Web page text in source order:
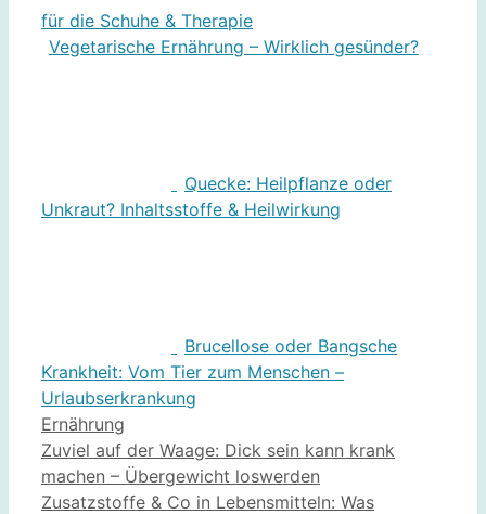
für die Schuhe & Therapie
Vegetarische Ernährung – Wirklich gesünder?
Quecke: Heilpflanze oder
Unkraut? Inhaltsstoffe & Heilwirkung
Brucellose oder Bangsche
Krankheit: Vom Tier zum Menschen –
Urlaubserkrankung
Kategorien
Ernährung
Zuviel auf der Waage: Dick sein kann krank
machen – Übergewicht loswerden
Zusatzstoffe & Co in Lebensmitteln: Was